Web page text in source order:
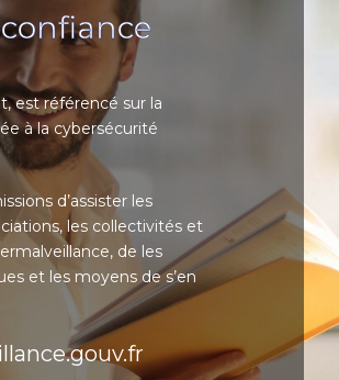
est référencé sur la
à la cybersécurité
d’assister les
les collectivités et
de les
et les moyens de s’en